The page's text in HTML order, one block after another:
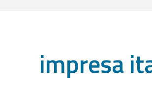
impresa